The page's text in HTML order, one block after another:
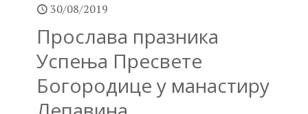
30/08/2019
Прослава празника
Успења Пресвете
Богородице у манастиру